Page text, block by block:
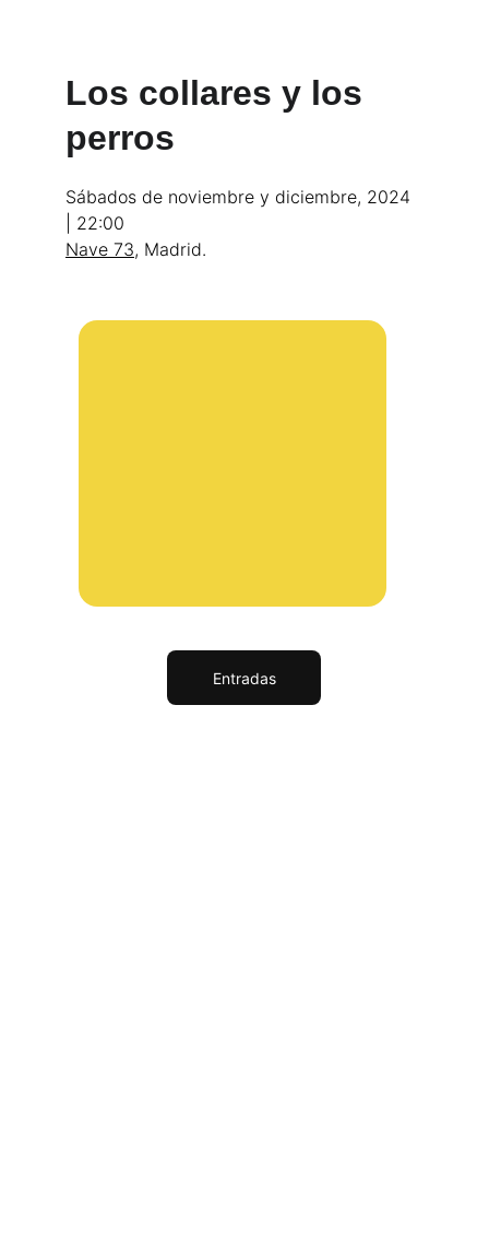
Los collares y los
perros
Sábados de noviembre y diciembre, 2024
| 22:00
Nave 73, Madrid.
Entradas